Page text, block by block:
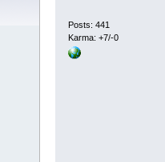
Posts: 441
Karma: +7/-0